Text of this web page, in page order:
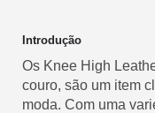
Introdução
Os Knee High
couro, são um item
moda. Com uma